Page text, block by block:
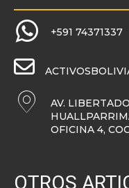
+591 74371337
AV.
OFICINA 4,
OTROS